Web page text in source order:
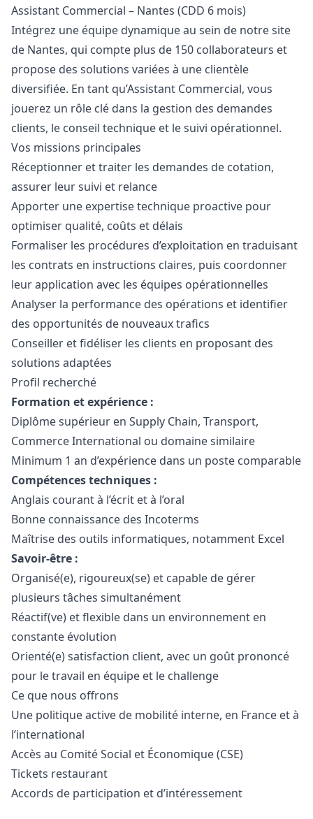
Description
Assistant Commercial – Nantes (CDD 6 mois)
Intégrez une équipe dynamique au sein de notre site
de Nantes, qui compte plus de 150 collaborateurs et
propose des solutions variées à une clientèle
diversifiée. En tant qu’Assistant Commercial, vous
jouerez un rôle clé dans la gestion des demandes
clients, le conseil technique et le suivi opérationnel.
Vos missions principales
Réceptionner et traiter les demandes de cotation,
assurer leur suivi et relance
Apporter une expertise technique proactive pour
optimiser qualité, coûts et délais
Formaliser les procédures d’exploitation en traduisant
les contrats en instructions claires, puis coordonner
leur application avec les équipes opérationnelles
Analyser la performance des opérations et identifier
des opportunités de nouveaux trafics
Conseiller et fidéliser les clients en proposant des
solutions adaptées
Profil recherché
Formation et expérience :
Diplôme supérieur en Supply Chain, Transport,
Commerce International ou domaine similaire
Minimum 1 an d’expérience dans un poste comparable
Compétences techniques :
Anglais courant à l’écrit et à l’oral
Bonne connaissance des Incoterms
Maîtrise des outils informatiques, notamment Excel
Savoir-être :
Organisé(e), rigoureux(se) et capable de gérer
plusieurs tâches simultanément
Réactif(ve) et flexible dans un environnement en
constante évolution
Orienté(e) satisfaction client, avec un goût prononcé
pour le travail en équipe et le challenge
Ce que nous offrons
Une politique active de mobilité interne, en France et à
l’international
Accès au Comité Social et Économique (CSE)
Tickets restaurant
Accords de participation et d’intéressement